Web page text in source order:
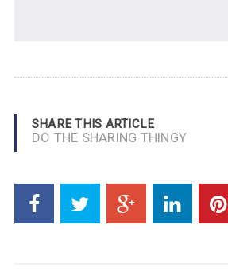
SHARE THIS ARTICLE
DO THE SHARING THINGY